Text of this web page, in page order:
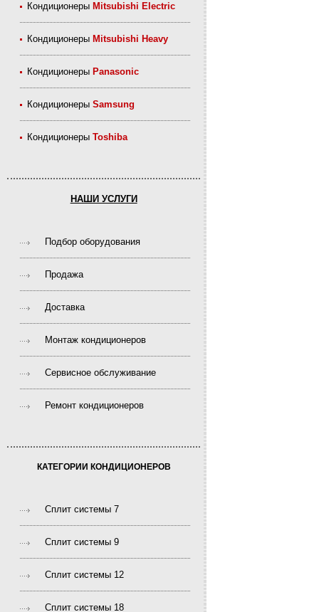
Кондиционеры Mitsubishi Electric
Кондиционеры Mitsubishi Heavy
Кондиционеры Panasonic
КондиционерыSamsung
КондиционерыToshiba
НАШИ УСЛУГИ
Подбор оборудования
Продажа
Доставка
Монтаж кондиционеров
Сервисное обслуживание
Ремонт кондиционеров
КАТЕГОРИИ КОНДИЦИОНЕРОВ
Сплит системы 7
Сплит системы 9
Сплит системы 12
Сплит системы 18